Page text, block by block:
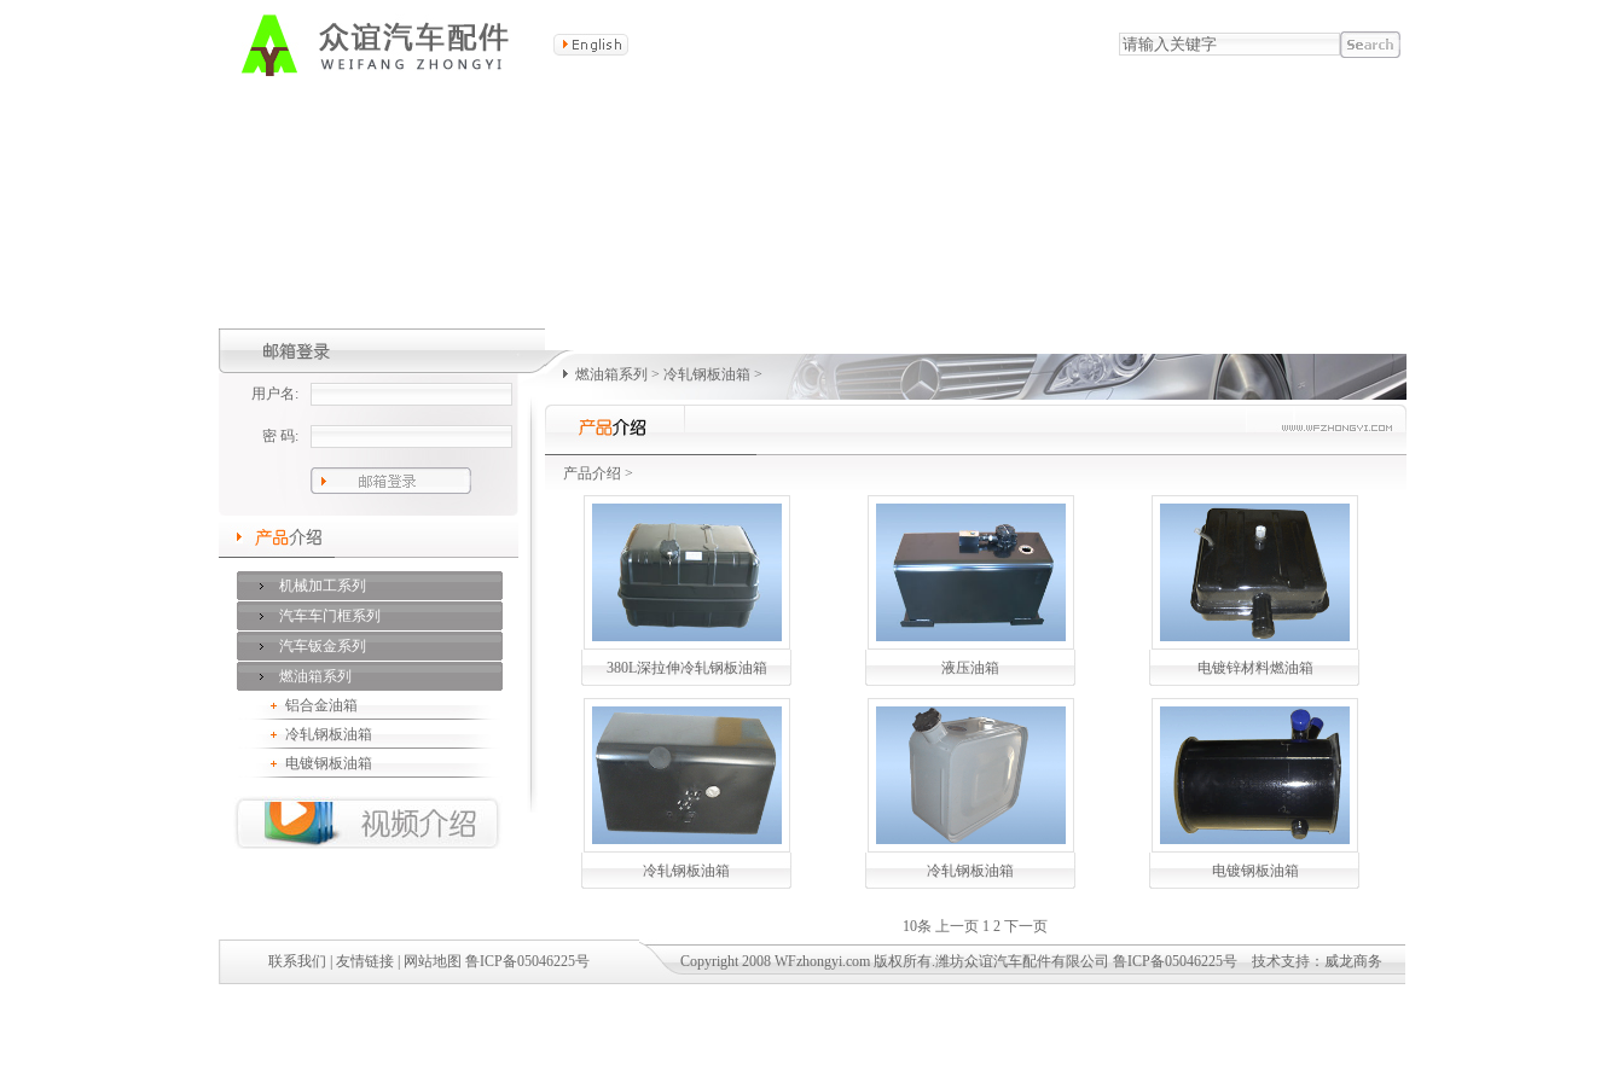
用户名:
密 码:
机械加工系列
汽车车门框系列
汽车钣金系列
燃油箱系列
铝合金油箱
冷轧钢板油箱
电镀钢板油箱
燃油箱系列 > 冷轧钢板油箱 >
产品介绍 >
380L深拉伸冷轧钢板油箱 液压油箱 电镀锌材料燃油箱
冷轧钢板油箱 冷轧钢板油箱 电镀钢板油箱
10条 上一页 1 2 下一页
联系我们 友情链接| 网站地图 鲁ICP备05046225号 Copyright 2008 WFzhongyi.com 版权所有.潍坊众谊汽车配件有限公司 鲁ICP备05046225号技术支持： 威龙商务